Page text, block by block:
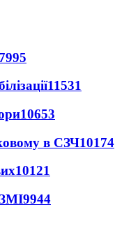
11531
10653
в СЗЧ10174
10121
9944